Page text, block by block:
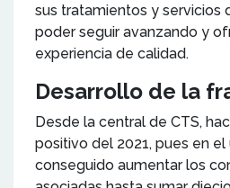
sus tratamientos y servicios
poder seguir avanzando y
experiencia de calidad.
Desarrollo de la
Desde la central de CTS,
positivo del 2021, pues en el
conseguido aumentar los